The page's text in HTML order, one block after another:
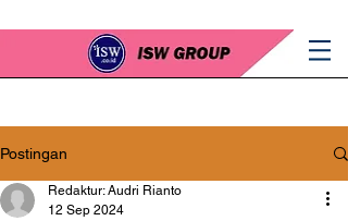
Postingan
Redaktur: Audri Rianto
12 Sep 2024